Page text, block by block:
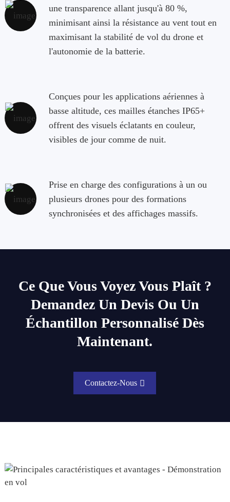
une transparence allant jusqu'à 80 %,
minimisant ainsi la résistance au vent tout en
maximisant la stabilité de vol du drone et
l'autonomie de la batterie.
Conçues pour les applications aériennes à
basse altitude, ces mailles étanches IP65+
offrent des visuels éclatants en couleur,
visibles de jour comme de nuit.
Prise en charge des configurations à un ou
plusieurs drones pour des formations
synchronisées et des affichages massifs.
Ce Que Vous Voyez Vous Plaît ?
Demandez Un Devis Ou Un
Échantillon Personnalisé Dès
Maintenant.
Contactez-Nous